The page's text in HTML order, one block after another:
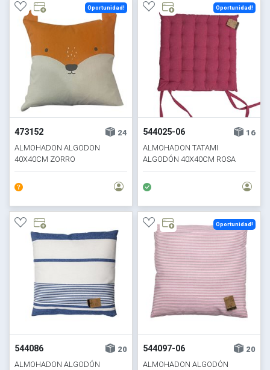
473152
24
ALMOHADON ALGODON
40X40CM ZORRO
Oportunidad!
544025-06
16
ALMOHADON TATAMI
ALGODÓN 40X40CM ROSA
Oportunidad!
544086
20
ALMOHADON ALGODÓN
544097-06
20
ALMOHADON ALGODÓN
Oportunidad!